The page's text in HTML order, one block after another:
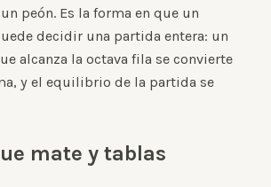
peón. Es la forma en que un
decidir una partida entera: un
alcanza la octava fila se convierte
y el equilibrio de la partida se
mate y tablas